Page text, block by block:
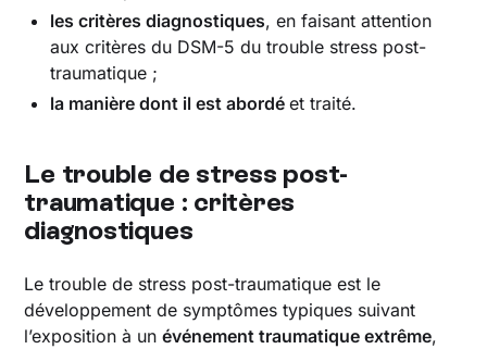
les critères diagnostiques, en faisant attention
aux critères du DSM-5 du trouble stress post-
traumatique ;
la manière dont il est abordéet traité.
Le trouble de stress post-
traumatique : critères
diagnostiques
Le trouble de stress post-traumatique est le
développement de symptômes typiques suivant
l’exposition à unévénement traumatique extrême,